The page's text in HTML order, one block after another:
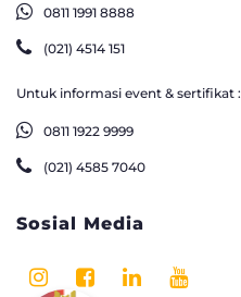
0811 1991 8888
(021) 4514 151
Untuk informasi event & sertifikat :
0811 1922 9999
(021) 4585 7040
Sosial Media